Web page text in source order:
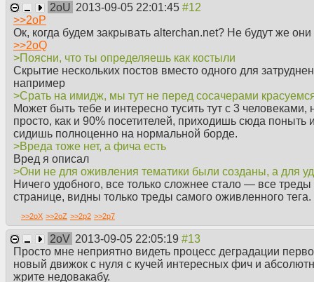
2oU 2013-09-05 22:01:45
>>2oP
Ок, когда будем закрывать alterchan.net? Не будут же
>>2oQ
>Поясни, что ты определяешь как костыли
Скрытие нескольких постов вместо одного для
например
>Срать на имидж, мы тут не перед сосачерами
Может быть тебе и интересно тусить тут с 3
просто, как и 90% посетителей, приходишь сюда поныть
сидишь полноценно на нормальной борде.
>Вреда тоже нет, а фича есть
Вред я описал
>Они не для оживления тематики были созданы, а для
Ничего удобного, все только сложнее стало — все
странице, видны только треды самого оживленного тега.
>>2oX >>2oZ >>2p2 >>2p7
2oV 2013-09-05 22:05:19
Просто мне неприятно видеть процесс деградации
новый движок с нуля с кучей интересных фич и
жрите недовакабу.